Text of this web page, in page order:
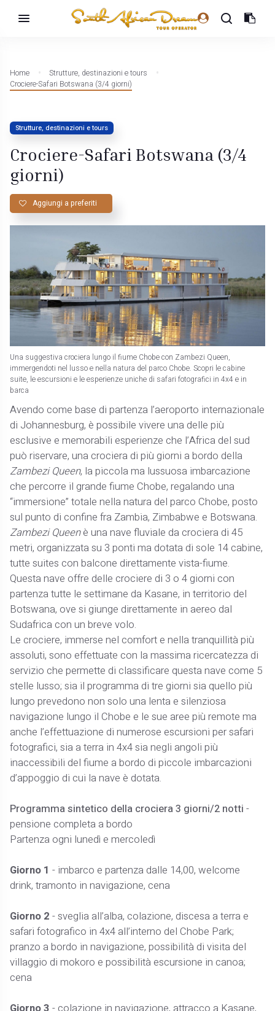
Home
Strutture, destinazioni e tours
Crociere-Safari Botswana (3/4 giorni)
Strutture, destinazioni e tours
Crociere-Safari Botswana (3/4
giorni)
Aggiungi a preferiti
Una suggestiva crociera lungo il fiume Chobe con Zambezi Queen,
immergendoti nel lusso e nella natura del parco Chobe. Scopri le cabine
suite, le escursioni e le esperienze uniche di safari fotografici in 4x4 e in
barca
Avendo come base di partenza l’aeroporto internazionale
di Johannesburg, è possibile vivere una delle più
esclusive e memorabili esperienze che l’Africa del sud
può riservare, una crociera di più giorni a bordo della
Zambezi Queen, la piccola ma lussuosa imbarcazione
che percorre il grande fiume Chobe, regalando una
“immersione” totale nella natura del parco Chobe, posto
sul punto di confine fra Zambia, Zimbabwe e Botswana.
Zambezi Queenè una nave fluviale da crociera di 45
metri, organizzata su 3 ponti ma dotata di sole 14 cabine,
tutte suites con balcone direttamente vista-fiume.
Questa nave offre delle crociere di 3 o 4 giorni con
partenza tutte le settimane da Kasane, in territorio del
Botswana, ove si giunge direttamente in aereo dal
Sudafrica con un breve volo.
Le crociere, immerse nel comfort e nella tranquillità più
assoluti, sono effettuate con la massima ricercatezza di
servizio che permette di classificare questa nave come 5
stelle lusso; sia il programma di tre giorni sia quello più
lungo prevedono non solo una lenta e silenziosa
navigazione lungo il Chobe e le sue aree più remote ma
anche l’effettuazione di numerose escursioni per safari
fotografici, sia a terra in 4x4 sia negli angoli più
inaccessibili del fiume a bordo di piccole imbarcazioni
d’appoggio di cui la nave è dotata.
Programma sintetico della crociera 3 giorni/2 notti-
pensione completa a bordo
Partenza ogni lunedì e mercoledì
Giorno 1- imbarco e partenza dalle 14,00, welcome
drink, tramonto in navigazione, cena
Giorno 2 - sveglia all’alba, colazione, discesa a terra e
safari fotografico in 4x4 all’interno del Chobe Park;
pranzo a bordo in navigazione, possibilità di visita del
villaggio di mokoro e possibilità escursione in canoa;
cena